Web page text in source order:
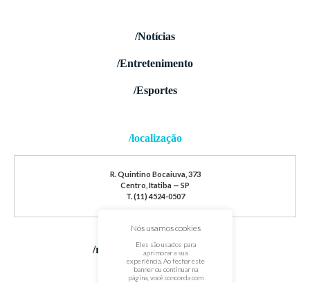
/Notícias
/Entretenimento
/Esportes
/localização
R. Quintino Bocaiuva, 373
Centro, Itatiba — SP
T. (11) 4524-0507
/redes sociais
Nós usamos cookies
Eles são usados para
aprimorar a sua
experiência. Ao fechar este
banner ou continuar na
página, você concorda com